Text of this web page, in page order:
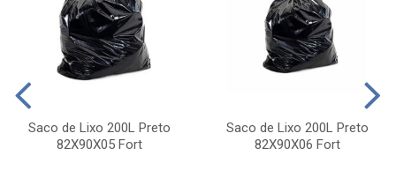
Saco de Lixo 200L Preto
82X90X05 Fort
Saco de Lixo 200L Preto
82X90X06 Fort